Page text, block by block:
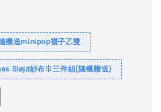
機送minipop襪子乙雙
Sløjd紗布巾三件組(隨機贈送)